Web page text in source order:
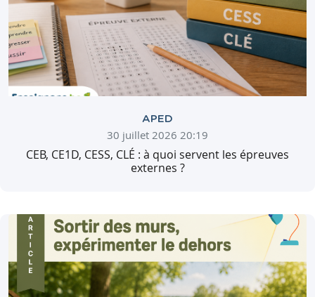
APED
30 juillet 2026 20:19
CEB, CE1D, CESS, CLÉ : à quoi servent les épreuves
externes ?